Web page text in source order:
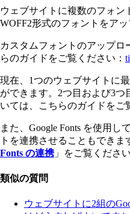
ウェブサイトに複数のフォン
WOFF2形式のフォントをア
カスタムフォントのアップロ
らのガイドをご覧ください：
現在、1つのウェブサイトに
ができます。2つ目および3
いては、こちらのガイドをご
また、Google Fonts を使用
トを連携させることもできま
Fonts の連携」をご覧ください
類似の質問
ウェブサイトに2組の